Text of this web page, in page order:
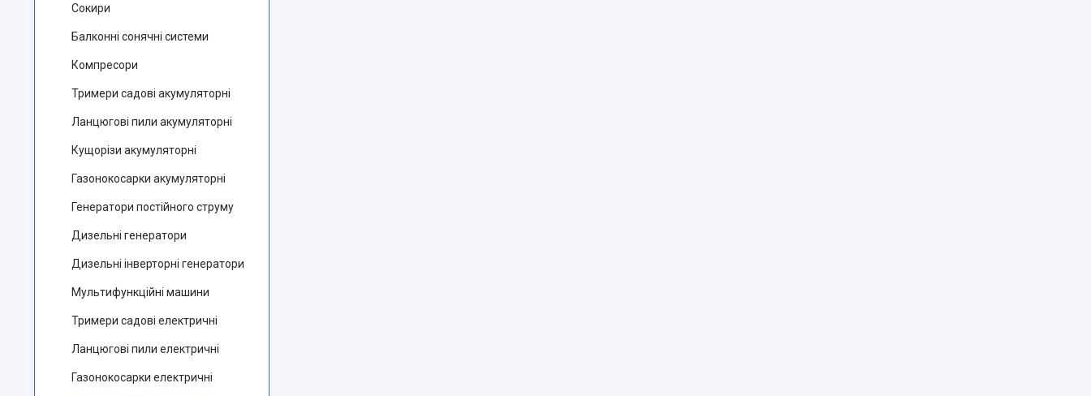
Сокири
Балконні сонячні системи
Компресори
Тримери садові акумуляторні
Ланцюгові пили акумуляторні
Кущорізи акумуляторні
Газонокосарки акумуляторні
Генератори постійного струму
Дизельні генератори
Дизельні інверторні генератори
Мультифункційні машини
Тримери садові електричні
Ланцюгові пили електричні
Газонокосарки електричні